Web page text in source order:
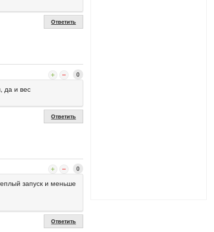
Ответить
0
да и вес
Ответить
0
запуск и меньше
Ответить